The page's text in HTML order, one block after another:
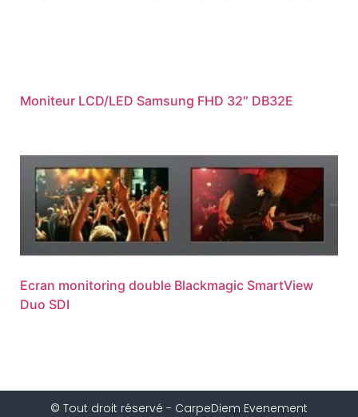
Moniteur LCD/LED Samsung FHD 32″ DB32E
Ecran monitoring double Blackmagic SmartView
Duo SDI
© Tout droit réservé - CarpeDiem Evenement